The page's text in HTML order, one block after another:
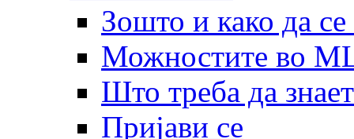
Зошто и како да
Можностите во
Што треба да
Пријави се